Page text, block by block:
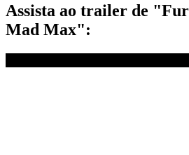
Assista ao trailer de
Mad Max":